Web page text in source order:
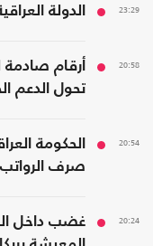
23:29 الدولة
20:58
أرقام
تحول الدعم
20:54
الحكومة
صرف الرواتب
20:24
غضب داخل